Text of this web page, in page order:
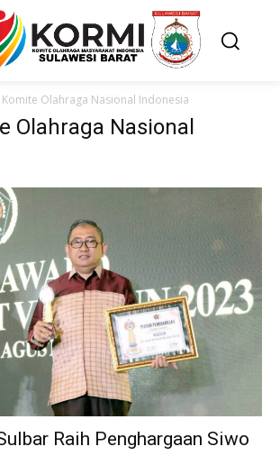
Komite Olahraga Nasional Indonesia
Olahraga Nasional
Raih Penghargaan Siwo